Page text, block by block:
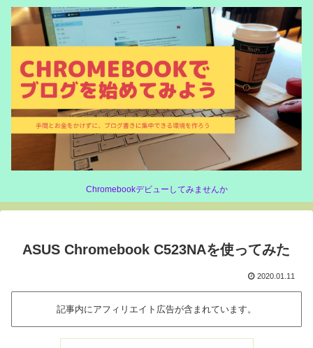
Chromebookデビューしてみませんか
ASUS Chromebook C523NAを使ってみた
2020.01.11
記事内にアフィリエイト広告が含まれています。